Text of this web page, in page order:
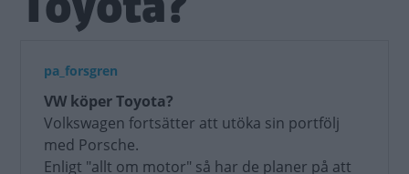
pa_forsgren
VW köper Toyota?
Volkswagen fortsätter att utöka sin portfölj
med Porsche.
Enligt "allt om motor" så har de planer på att